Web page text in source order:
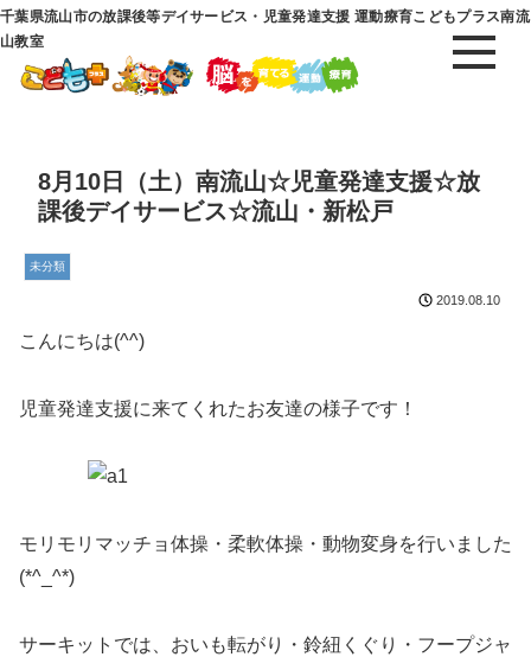
千葉県流山市の放課後等デイサービス・児童発達支援 運動療育こどもプラス南流
山教室
8月10日（土）南流山☆児童発達支援☆放
課後デイサービス☆流山・新松戸
未分類
2019.08.10
こんにちは(^^)
児童発達支援に来てくれたお友達の様子です！
モリモリマッチョ体操・柔軟体操・動物変身を行いました
(*^_^*)
サーキットでは、おいも転がり・鈴紐くぐり・フープジャ